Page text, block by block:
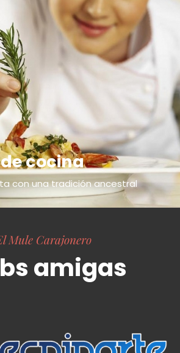
cocina
con una tradición ancestral
Mule Carajonero
amigas